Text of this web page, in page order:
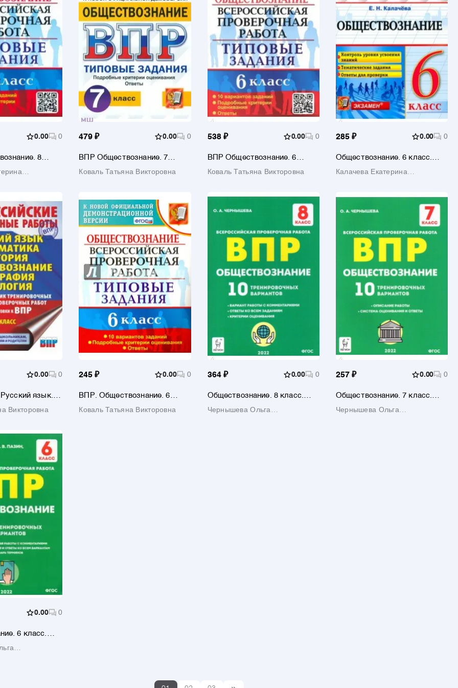
0.00 0
8
479 ₽ 0.00 0
ВПР Обществознание. 7
задания
Коваль Татьяна Викторовна
538 ₽ 0.00 0
ВПР Обществознание. 6
задания
Коваль Татьяна Викторовна
285 ₽ 0.00 0
Обществознание. 6 класс.
материалы. Всероссийская
Калачева Екатерина
0.00 0
язык.
География.
Викторовна
245 ₽ 0.00 0
ВПР. Обществознание. 6
задания. ФГОС
Коваль Татьяна Викторовна
364 ₽ 0.00 0
Обществознание. 8 класс.
тренировочных вариантов.
Чернышева Ольга
257 ₽ 0.00 0
Обществознание. 7 класс.
тренировочных вариантов.
Чернышева Ольга
0.00 0
6 класс.
вариантов.